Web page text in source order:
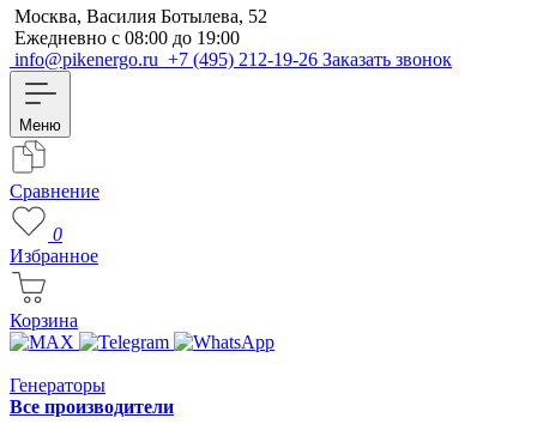
Москва, Василия Ботылева, 52
Ежедневно с 08:00 до 19:00
info@pikenergo.ru +7 (495) 212-19-26 Заказать звонок
Меню
Сравнение
0
Избранное
Корзина
Генераторы
Все производители